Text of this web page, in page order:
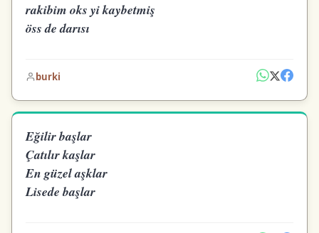
rakibim oks yi kaybetmiş
öss de darısı
burki
Eğilir başlar
Çatılır kaşlar
En güzel aşklar
Lisede başlar